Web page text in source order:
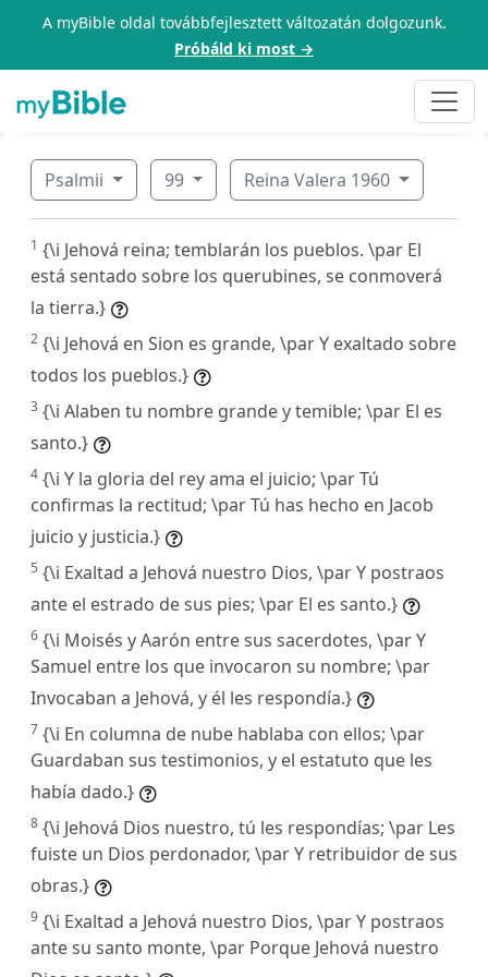
A myBible oldal továbbfejlesztett változatán dolgozunk.
Próbáld ki most →
Psalmii 99 Reina Valera 1960
1 {\i Jehová reina; temblarán los pueblos. \par El
está sentado sobre los querubines, se conmoverá
la tierra.}
2 {\i Jehová en Sion es grande, \par Y exaltado sobre
todos los pueblos.}
3 {\i Alaben tu nombre grande y temible; \par El es
santo.}
4 {\i Y la gloria del rey ama el juicio; \par Tú
confirmas la rectitud; \par Tú has hecho en Jacob
juicio y justicia.}
5 {\i Exaltad a Jehová nuestro Dios, \par Y postraos
ante el estrado de sus pies; \par El es santo.}
6 {\i Moisés y Aarón entre sus sacerdotes, \par Y
Samuel entre los que invocaron su nombre; \par
Invocaban a Jehová, y él les respondía.}
7 {\i En columna de nube hablaba con ellos; \par
Guardaban sus testimonios, y el estatuto que les
había dado.}
8 {\i Jehová Dios nuestro, tú les respondías; \par Les
fuiste un Dios perdonador, \par Y retribuidor de sus
obras.}
9 {\i Exaltad a Jehová nuestro Dios, \par Y postraos
ante su santo monte, \par Porque Jehová nuestro